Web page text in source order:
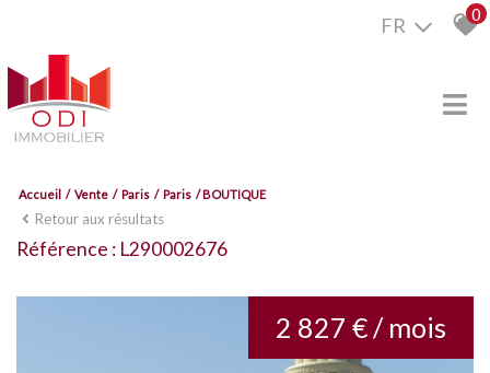
FR 0
Accueil Vente Paris Paris BOUTIQUE
Retour aux résultats
Référence : L290002676
2 827 € / mois